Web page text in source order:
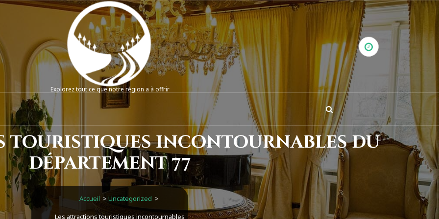
Explorez tout ce que notre région a à offrir
touristiques incontournables du
département 77
Accueil > Uncategorized >
Les attractions touristiques incontournables